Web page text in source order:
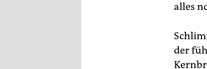
alles
der